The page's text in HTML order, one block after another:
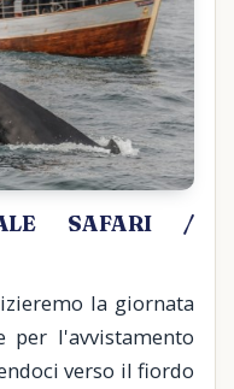
SAFARI /
la giornata
per l'avvistamento
verso il fiordo